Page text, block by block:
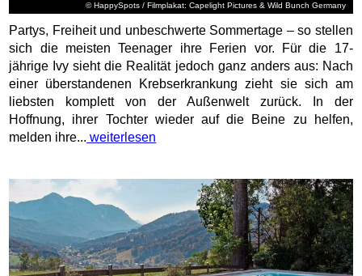
© HappySpots / Filmplakat: Capelight Pictures & Wild Bunch Germany
Partys, Freiheit und unbeschwerte Sommertage – so stellen
sich die meisten Teenager ihre Ferien vor. Für die 17-
jährige Ivy sieht die Realität jedoch ganz anders aus: Nach
einer überstandenen Krebserkrankung zieht sie sich am
liebsten komplett von der Außenwelt zurück. In der
Hoffnung, ihrer Tochter wieder auf die Beine zu helfen,
melden ihre... weiterlesen